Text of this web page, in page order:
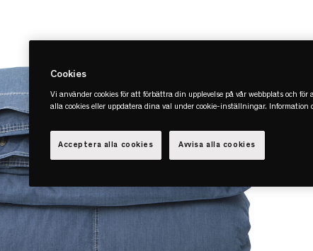
Cookies
Vi använder cookies för att förbättra din upplevelse på vår webbplats och
alla cookies eller uppdatera dina val under cookie-inställningar. Information
Avvisa alla cookies
Acceptera alla cookies